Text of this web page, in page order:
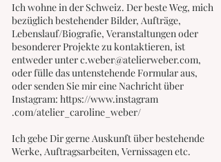
Ich wohne in der Schweiz. Der beste Weg, mich
bezüglich bestehender Bilder, Aufträge,
Lebenslauf/Biografie, Veranstaltungen oder
besonderer Projekte zu kontaktieren, ist
entweder unterc.weber@atelierweber.com,
oder fülle das untenstehende Formular aus,
oder senden Sie mir eine Nachricht über
Instagram: https://www.instagram
.com/atelier_caroline_weber/
Ich gebe Dir gerne Auskunft über bestehende
Werke, Auftragsarbeiten, Vernissagen etc.